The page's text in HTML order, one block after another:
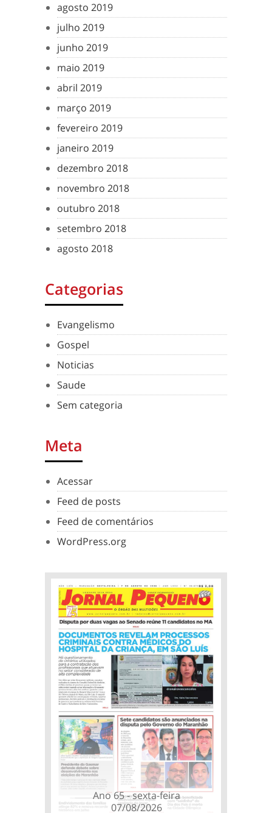
agosto 2019
julho 2019
junho 2019
maio 2019
abril 2019
março 2019
fevereiro 2019
janeiro 2019
dezembro 2018
novembro 2018
outubro 2018
setembro 2018
agosto 2018
Categorias
Evangelismo
Gospel
Noticias
Saude
Sem categoria
Meta
Acessar
Feed de posts
Feed de comentários
WordPress.org
Ano 65 - sexta-feira
07/08/2026